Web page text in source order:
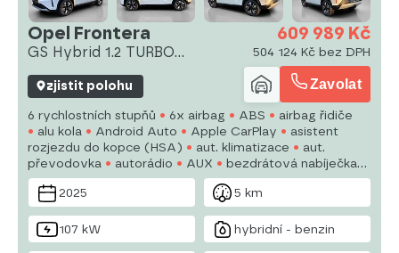
Opel Frontera
GS Hybrid 1.2 TURBO
609 989 Kč
504 124 Kč bez DPH
zjistit polohu Zavolat
6 rychlostních stupňů 6x airbag ABS
airbag řidiče
alu kola
Android Auto Apple CarPlay
asistent
rozjezdu do kopce (HSA)
aut. klimatizace
aut.
převodovka
autorádio AUX
bezdrátová nabíječka
mobilních telefonů
bluetooth
brzdový asistent
2025
5 km
107 kW hybridní - benzin